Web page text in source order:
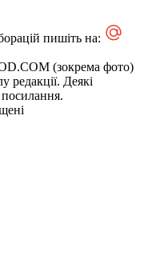
пишіть на:
(зокрема фото)
редакції. Деякі